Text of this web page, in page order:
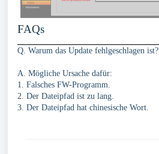
FAQs
Q. Warum das Update fehlgeschlagen ist?
A. Mögliche Ursache dafür:
1. Falsches FW-Programm.
2. Der Dateipfad ist zu lang.
3. Der Dateipfad hat chinesische Wort.